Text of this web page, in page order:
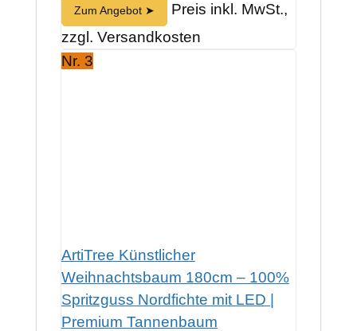
Zum Angebot ➤
Preis inkl. MwSt.,
zzgl. Versandkosten
Nr. 3
ArtiTree Künstlicher
Weihnachtsbaum 180cm – 100%
Spritzguss Nordfichte mit LED |
Premium Tannenbaum